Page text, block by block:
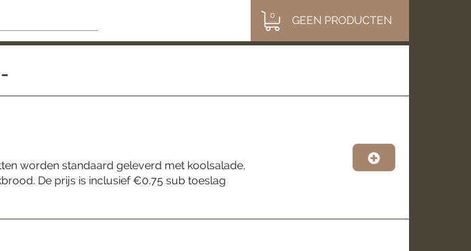
0 GEEN PRODUCTEN
worden standaard geleverd met koolsalade,
De prijs is inclusief €0.75 sub toeslag